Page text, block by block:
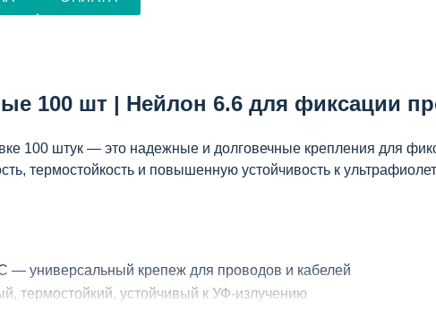
100 шт | Нейлон 6.6 для фиксации
100 штук — это надежные и долговечные крепления для
термостойкость и повышенную устойчивость к
— универсальный крепеж для проводов и кабелей
термостойкий, устойчивый к УФ-излучению